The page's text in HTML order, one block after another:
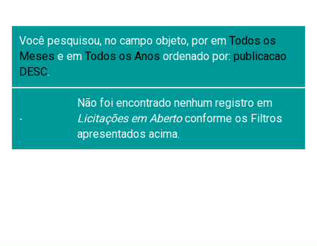
Você pesquisou, no campo objeto, por em Todos os
Meses e em Todos os Anos ordenado por: publicacao
DESC.
-
Não foi encontrado nenhum registro em
Licitações em Abertoconforme os Filtros
apresentados acima.